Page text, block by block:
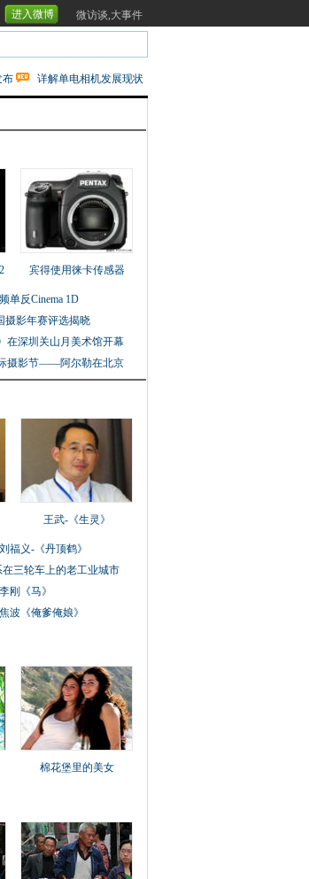
进入微博 微访谈,大事件
布 详解单电相机发展现状
宾得使用徕卡传感器
单反Cinema 1D
摄影年赛评选揭晓
在深圳关山月美术馆开幕
摄影节——阿尔勒在北京
王武-《生灵》
福义-《丹顶鹤》
三轮车上的老工业城市
刚《马》
波《俺爹俺娘》
棉花堡里的美女